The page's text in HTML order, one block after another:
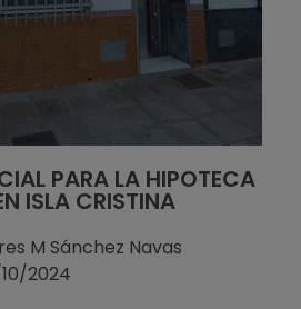
PARA LA HIPOTECA
ISLA CRISTINA
M Sánchez Navas
2024